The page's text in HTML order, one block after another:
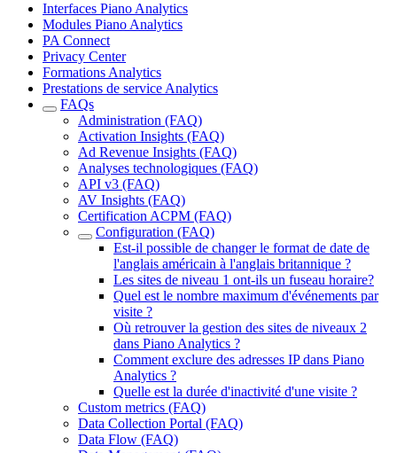
Interfaces Piano Analytics
Modules Piano Analytics
PA Connect
Privacy Center
Formations Analytics
Prestations de service Analytics
FAQs
Administration (FAQ)
Activation Insights (FAQ)
Ad Revenue Insights (FAQ)
Analyses technologiques (FAQ)
API v3 (FAQ)
AV Insights (FAQ)
Certification ACPM (FAQ)
Configuration (FAQ)
Est-il possible de changer le format de date de
l'anglais américain à l'anglais britannique ?
Les sites de niveau 1 ont-ils un fuseau horaire?
Quel est le nombre maximum d'événements par
visite ?
Où retrouver la gestion des sites de niveaux 2
dans Piano Analytics ?
Comment exclure des adresses IP dans Piano
Analytics ?
Quelle est la durée d'inactivité d'une visite ?
Custom metrics (FAQ)
Data Collection Portal (FAQ)
Data Flow (FAQ)